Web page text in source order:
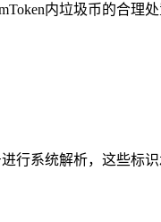
内垃圾币的合理
行系统解析，这些标